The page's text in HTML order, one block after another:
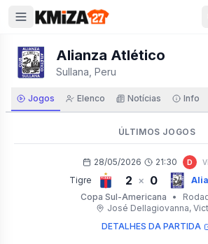
Alianza Atlético
Sullana, Peru
Jogos Elenco Notícias Info
ÚLTIMOS JOGOS
28/05/2026 21:30 D
Tigre 2 × 0
Copa Sul-Americana
•
José Dellagiovanna,
DETALHES DA PARTIDA